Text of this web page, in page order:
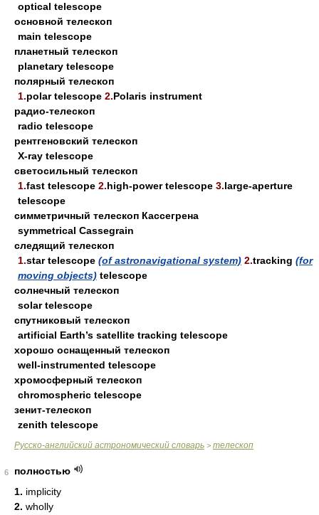
optical telescope
основной телескоп
main telescope
планетный телескоп
planetary telescope
полярный телескоп
1.polar telescope 2.Polaris instrument
радио-телескоп
radio telescope
рентгеновский телескоп
X-ray telescope
светосильный телескоп
1.fast telescope 2.high-power telescope 3.large-aperture
telescope
симметричный телескоп Кассегрена
symmetrical Cassegrain
следящий телескоп
1.star telescope (of astronavigational system) 2.tracking (for
moving objects) telescope
солнечный телескоп
solar telescope
спутниковый телескоп
artificial Earth’s satellite tracking telescope
хорошо оснащенный телескоп
well-instrumented telescope
хромосферный телескоп
chromospheric telescope
зенит-телескоп
zenith telescope
Русско-английский астрономический словарь > телескоп
6
полностью
1. implicity
2. wholly